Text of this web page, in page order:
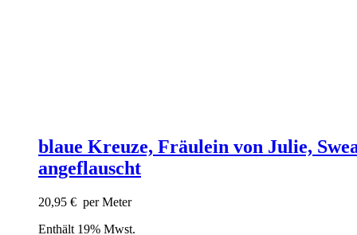
blaue Kreuze, Fräulein von Julie,
angeflauscht
20,95 € per Meter
Enthält 19% Mwst.